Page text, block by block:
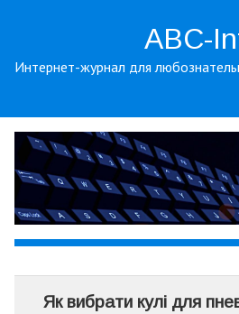
ABC-
Интернет-журнал для
Як вибрати кулі для